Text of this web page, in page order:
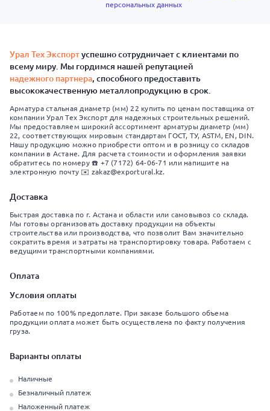
персональных данных
Урал Тех Экспортуспешно сотрудничает с клиентами по
всему миру. Мы гордимся нашей репутацией
надежного партнера, способного предоставить
высококачественную металлопродукцию в срок.
Арматура стальная диаметр (мм) 22 купить по ценам поставщика от
компании Урал Тех Экспорт для надежных строительных решений.
Мы предоставляем широкий ассортимент арматуры диаметр (мм)
22, соответствующих мировым стандартам ГОСТ, ТУ, ASTM, EN, DIN.
Нашу продукцию можно приобрести оптом и в розницу со складов
компании в Астане. Для расчета стоимости и оформления заявки
обратитесь по номеру ☎️ +7 (7172) 64-06-71 или напишите на
электронную почту ✉️ zakaz@exportural.kz.
Доставка
Быстрая доставка по г. Астана и области или самовывоз со склада.
Мы готовы организовать доставку продукции на объекты
строительства или производства, что позволит Вам значительно
сократить время и затраты на транспортировку товара. Работаем с
ведущими транспортными компаниями.
Оплата
Условия оплаты
Работаем по 100% предоплате. При заказе большого объема
продукции оплата может быть осуществлена по факту получения
груза.
Варианты оплаты
Наличные
Безналичный платеж
Наложенный платеж